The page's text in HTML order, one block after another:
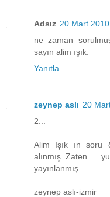
Adsız 20 Mart
ne zaman
sayın alim ışık.
Yanıtla
zeynep aslı 20
2...
Alim Işık ın soru
alınmış..Zaten
yayınlanmış..
zeynep aslı-izmir